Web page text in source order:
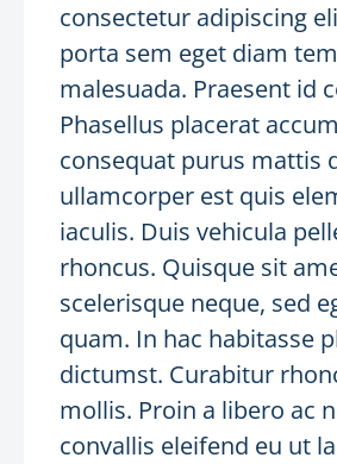
consectetur adipiscing
porta sem eget diam
malesuada. Praesent id
Phasellus placerat
consequat purus mattis
ullamcorper est quis
iaculis. Duis vehicula
rhoncus. Quisque sit
scelerisque neque, sed
quam. In hac habitasse
dictumst. Curabitur
mollis. Proin a libero ac
convallis eleifend eu ut